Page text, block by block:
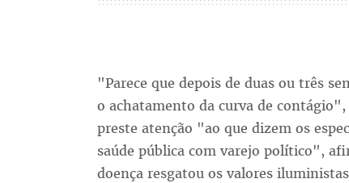
"Parece que depois de duas ou três
o achatamento da curva de
preste atenção "ao que dizem os
saúde pública com varejo político",
doença resgatou os valores